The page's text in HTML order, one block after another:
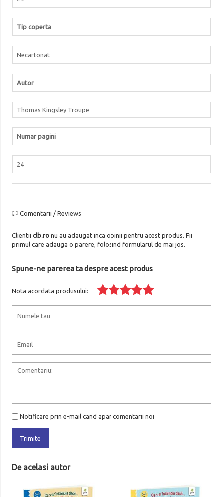
Tip coperta
Necartonat
Autor
Thomas Kingsley Troupe
Numar pagini
24
Comentarii / Reviews
Clientii clb.ronu au adaugat inca opinii pentru acest produs. Fii
primul care adauga o parere, folosind formularul de mai jos.
Spune-ne parerea ta despre acest produs
Nota acordata produsului:
Notificare prin e-mail cand apar comentarii noi
Trimite
De acelasi autor
Ce s-ar
ai mai ridica